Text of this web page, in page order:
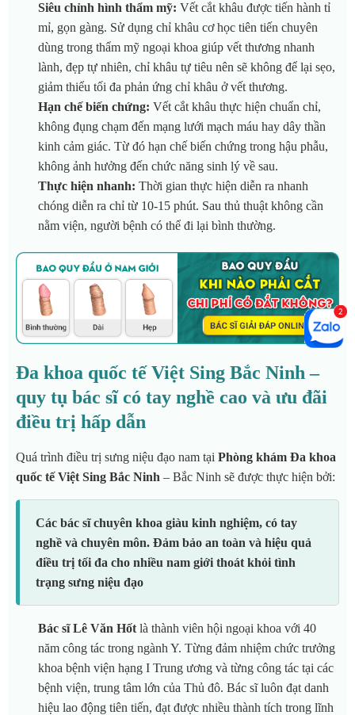
Siêu chỉnh hình thẩm mỹ: Vết cắt khâu được tiến hành tỉ
mỉ, gọn gàng. Sử dụng chỉ khâu cơ học tiên tiến chuyên
dùng trong thẩm mỹ ngoại khoa giúp vết thương nhanh
lành, đẹp tự nhiên, chỉ khâu tự tiêu nên sẽ không để lại sẹo,
giảm thiểu tối đa phản ứng chỉ khâu ở vết thương.
Hạn chế biến chứng: Vết cắt khâu thực hiện chuẩn chỉ,
không đụng chạm đến mạng lưới mạch máu hay dây thần
kinh cảm giác. Từ đó hạn chế biến chứng trong hậu phẫu,
không ảnh hưởng đến chức năng sinh lý về sau.
Thực hiện nhanh: Thời gian thực hiện diễn ra nhanh
chóng diễn ra chỉ từ 10-15 phút. Sau thủ thuật không cần
nằm viện, người bệnh có thể đi lại bình thường.
Đa khoa quốc tế Việt Sing Bắc Ninh –
quy tụ bác sĩ có tay nghề cao và ưu đãi
điều trị hấp dẫn
Quá trình điều trị sưng niệu đạo nam tại Phòng khám Đa khoa
quốc tế Việt Sing Bắc Ninh – Bắc Ninh sẽ được thực hiện bởi:
Các bác sĩ chuyên khoa giàu kinh nghiệm, có tay
nghề và chuyên môn. Đảm bảo an toàn và hiệu quả
điều trị tối đa cho nhiều nam giới thoát khỏi tình
trạng sưng niệu đạo
Bác sĩ Lê Văn Hốt là thành viên hội ngoại khoa với 40
năm công tác trong ngành Y. Từng đảm nhiệm chức trưởng
khoa bệnh viện hạng I Trung ương và từng công tác tại các
bệnh viện, trung tâm lớn của Thủ đô. Bác sĩ luôn đạt danh
hiệu lao động tiên tiến, đạt được nhiều thành tích trong lĩnh